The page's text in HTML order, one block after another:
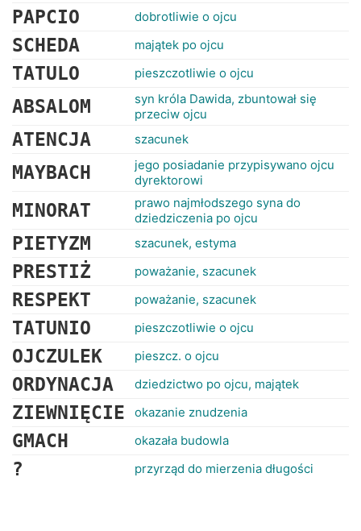
PAPCIO dobrotliwie o ojcu
SCHEDA majątek po ojcu
TATULO pieszczotliwie o ojcu
ABSALOM
syn króla Dawida, zbuntował się
przeciw ojcu
ATENCJA szacunek
MAYBACH
jego posiadanie przypisywano ojcu
dyrektorowi
MINORAT
prawo najmłodszego syna do
dziedziczenia po ojcu
PIETYZM szacunek, estyma
PRESTIŻ poważanie, szacunek
RESPEKT poważanie, szacunek
TATUNIO pieszczotliwie o ojcu
OJCZULEK pieszcz. o ojcu
ORDYNACJA dziedzictwo po ojcu, majątek
ZIEWNIĘCIE okazanie znudzenia
GMACH okazała budowla
? przyrząd do mierzenia długości